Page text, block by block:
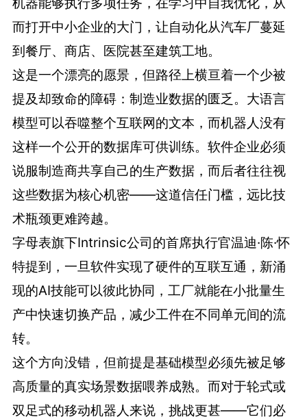
而打开中小企业的大门，让自动化从汽车厂蔓延
到餐厅、商店、医院甚至建筑工地。
这是一个漂亮的愿景，但路径上横亘着一个少被
提及却致命的障碍：制造业数据的匮乏。大语言
模型可以吞噬整个互联网的文本，而机器人没有
这样一个公开的数据库可供训练。软件企业必须
说服制造商共享自己的生产数据，而后者往往视
这些数据为核心机密——这道信任门槛，远比技
术瓶颈更难跨越。
字母表旗下Intrinsic公司的首席执行官温迪·陈·怀
特提到，一旦软件实现了硬件的互联互通，新涌
现的AI技能可以彼此协同，工厂就能在小批量生
产中快速切换产品，减少工件在不同单元间的流
转。
这个方向没错，但前提是基础模型必须先被足够
高质量的真实场景数据喂养成熟。而对于轮式或
双足式的移动机器人来说，挑战更甚——它们必